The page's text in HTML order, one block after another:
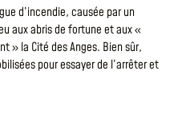
d’incendie, causée par un
aux abris de fortune et aux «
» la Cité des Anges. Bien sûr,
pour essayer de l’arrêter et